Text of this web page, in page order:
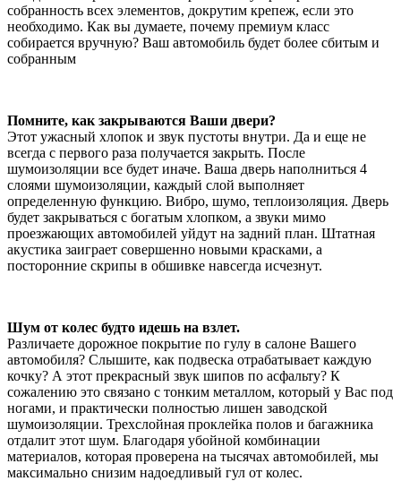
собранность всех элементов, докрутим крепеж, если это
необходимо. Как вы думаете, почему премиум класс
собирается вручную? Ваш автомобиль будет более сбитым и
собранным
Помните, как закрываются Ваши двери?
Этот ужасный хлопок и звук пустоты внутри. Да и еще не
всегда с первого раза получается закрыть. После
шумоизоляции все будет иначе. Ваша дверь наполниться 4
слоями шумоизоляции, каждый слой выполняет
определенную функцию. Вибро, шумо, теплоизоляция. Дверь
будет закрываться с богатым хлопком, а звуки мимо
проезжающих автомобилей уйдут на задний план. Штатная
акустика заиграет совершенно новыми красками, а
посторонние скрипы в обшивке навсегда исчезнут.
Шум от колес будто идешь на взлет.
Различаете дорожное покрытие по гулу в салоне Вашего
автомобиля? Слышите, как подвеска отрабатывает каждую
кочку? А этот прекрасный звук шипов по асфальту? К
сожалению это связано с тонким металлом, который у Вас под
ногами, и практически полностью лишен заводской
шумоизоляции. Трехслойная проклейка полов и багажника
отдалит этот шум. Благодаря убойной комбинации
материалов, которая проверена на тысячах автомобилей, мы
максимально снизим надоедливый гул от колес.